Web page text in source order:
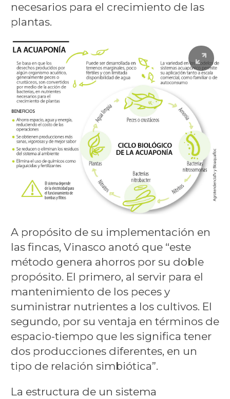
necesarios para el crecimiento de las
plantas.
A propósito de su implementación en
las fincas, Vinasco anotó que “este
método genera ahorros por su doble
propósito. El primero, al servir para el
mantenimiento de los peces y
suministrar nutrientes a los cultivos. El
segundo, por su ventaja en términos de
espacio-tiempo que les significa tener
dos producciones diferentes, en un
tipo de relación simbiótica”.
La estructura de un sistema